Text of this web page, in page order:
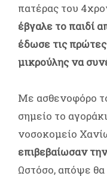
πατέρας του
έβγαλε το παιδί
έδωσε τις
μικρούλης να
Με ασθενοφόρο
σημείο το
νοσοκομείο
επιβεβαίωσαν
Ωστόσο, απόψε